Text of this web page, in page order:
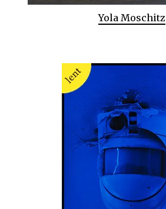
Yola Moschitz